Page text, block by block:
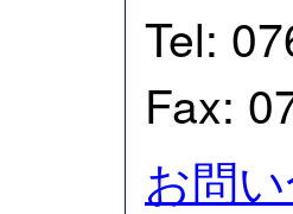
Tel:
Fax:
お問